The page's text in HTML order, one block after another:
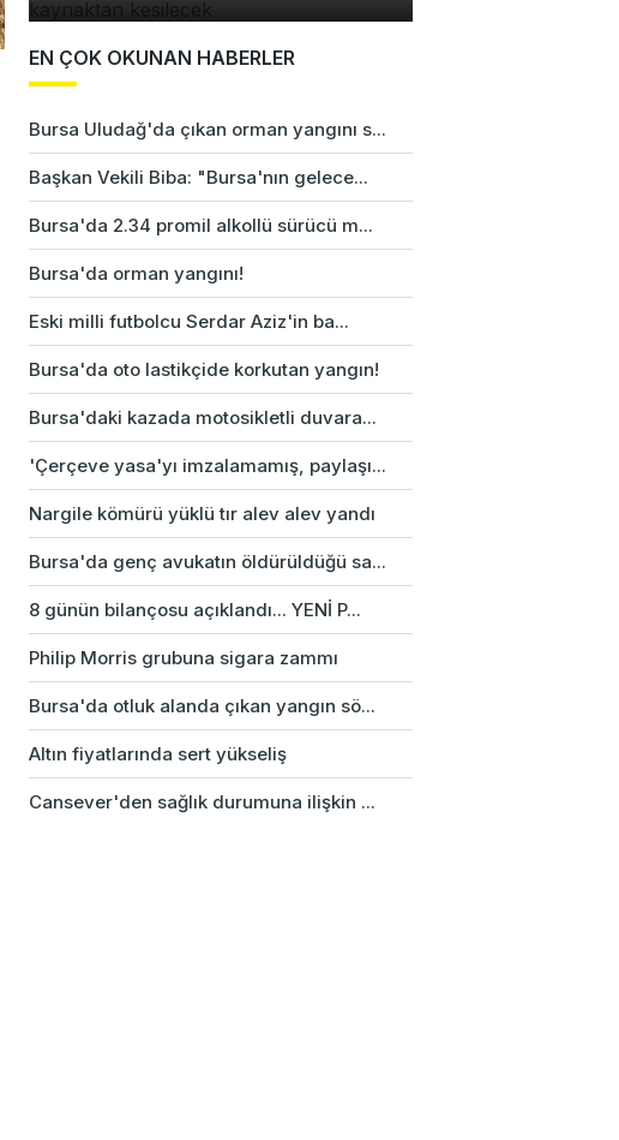
EN ÇOK OKUNAN HABERLER
Bursa Uludağ'da çıkan orman yangını s...
Başkan Vekili Biba: "Bursa'nın gelece...
Bursa'da 2.34 promil alkollü sürücü m...
Bursa'da orman yangını!
Eski milli futbolcu Serdar Aziz'in ba...
Bursa'da oto lastikçide korkutan yangın!
Bursa'daki kazada motosikletli duvara...
'Çerçeve yasa'yı imzalamamış, paylaşı...
Nargile kömürü yüklü tır alev alev yandı
Bursa'da genç avukatın öldürüldüğü sa...
8 günün bilançosu açıklandı... YENİ P...
Philip Morris grubuna sigara zammı
Bursa'da otluk alanda çıkan yangın sö...
Altın fiyatlarında sert yükseliş
Cansever'den sağlık durumuna ilişkin ...